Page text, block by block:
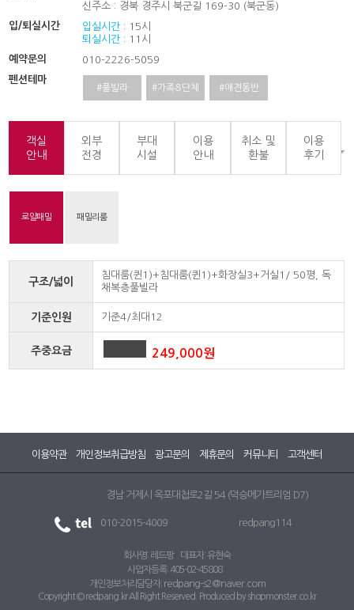
신주소 : 경북 경주시 북군길 169-30 (북군동)
입/퇴실시간
입실시간 : 15시
퇴실시간 : 11시
예약문의
010-2226-5059
펜션테마
#풀빌라 #가족&단체 #애견동반
객실
안내
외부
전경
부대
시설
이용
안내
취소 및
환불
이용
후기
로얄패밀 패밀리룸
구조/넓이
침대룸(퀸1)+침대룸(퀸1)+화장실3+거실1/ 50평, 독
채복층풀빌라
기준인원 기준4/최대12
주중요금 249,000원
이용약관 개인정보취급방침 광고문의 제휴문의 커뮤니티 고객센터
경남 거제시 옥포대첩로2길 54 (덕승메가트리엄 D7)
010-2015-4009 redpang114
회사명: 레드팡 대표자: 유현숙
사업자등록: 405-02-45808
개인정보처리담당자: redpang-s2@naver.com
Copyright © redpang.kr All Right Reserved. Produced by shopmonster.co.kr